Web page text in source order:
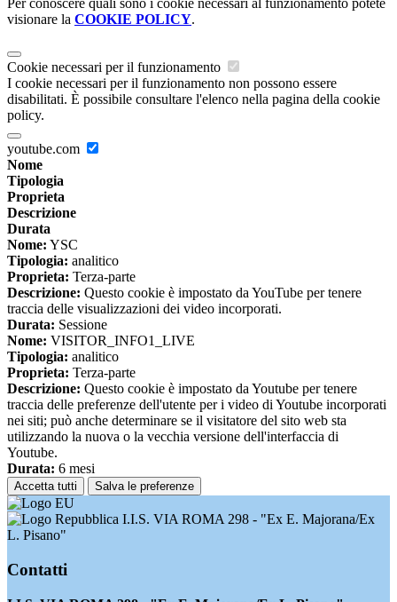
Per conoscere quali sono i cookie necessari al funzionamento potete
visionare la COOKIE POLICY.
Cookie necessari per il funzionamento
I cookie necessari per il funzionamento non possono essere
disabilitati. È possibile consultare l'elenco nella pagina della cookie
policy.
youtube.com
Nome
Tipologia
Proprieta
Descrizione
Durata
Nome: YSC
Tipologia: analitico
Proprieta: Terza-parte
Descrizione: Questo cookie è impostato da YouTube per tenere
traccia delle visualizzazioni dei video incorporati.
Durata: Sessione
Nome: VISITOR_INFO1_LIVE
Tipologia: analitico
Proprieta: Terza-parte
Descrizione: Questo cookie è impostato da Youtube per tenere
traccia delle preferenze dell'utente per i video di Youtube incorporati
nei siti; può anche determinare se il visitatore del sito web sta
utilizzando la nuova o la vecchia versione dell'interfaccia di
Youtube.
Durata: 6 mesi
Accetta tutti Salva le preferenze
I.I.S. VIA ROMA 298 - "Ex E. Majorana/Ex
L. Pisano"
Contatti